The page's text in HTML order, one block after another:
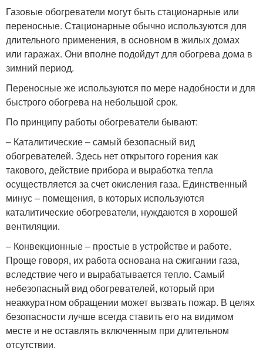
Газовые обогреватели могут быть стационарные или
переносные. Стационарные обычно используются для
длительного применения, в основном в жилых домах
или гаражах. Они вполне подойдут для обогрева дома в
зимний период.
Переносные же используются по мере надобности и для
быстрого обогрева на небольшой срок.
По принципу работы обогреватели бывают:
– Каталитические – самый безопасный вид
обогревателей. Здесь нет открытого горения как
такового, действие прибора и выработка тепла
осуществляется за счет окисления газа. Единственный
минус – помещения, в которых используются
каталитические обогреватели, нуждаются в хорошей
вентиляции.
– Конвекционные – простые в устройстве и работе.
Проще говоря, их работа основана на сжигании газа,
вследствие чего и вырабатывается тепло. Самый
небезопасный вид обогревателей, который при
неаккуратном обращении может вызвать пожар. В целях
безопасности лучше всегда ставить его на видимом
месте и не оставлять включенным при длительном
отсутствии.